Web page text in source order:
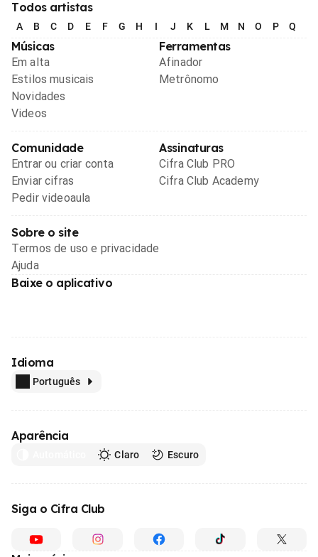
Todos artistas
A B C D E F G H I J K L M N O P Q
Músicas
Em alta
Estilos musicais
Novidades
Videos
Ferramentas
Afinador
Metrônomo
Comunidade
Entrar ou criar conta
Enviar cifras
Pedir videoaula
Assinaturas
Cifra Club PRO
Cifra Club Academy
Sobre o site
Termos de uso e privacidade
Ajuda
Baixe o aplicativo
Idioma
Português
Aparência
Claro Escuro
Siga o Cifra Club